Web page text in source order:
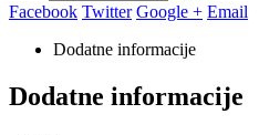
Facebook Twitter Google + Email
Dodatne informacije
Dodatne informacije